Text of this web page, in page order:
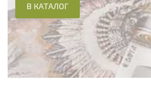
В КАТАЛОГ